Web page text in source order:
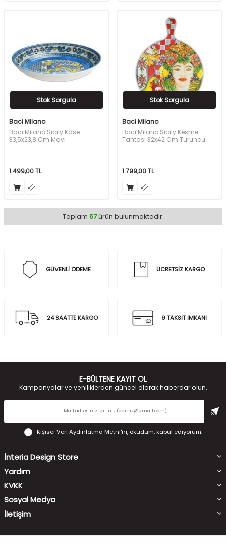
Stok Sorgula
Baci Milano
Baci Milano Sicily Kase
33,5x23,8 Cm Mavi
1.499,00TL
Stok Sorgula
Baci Milano
Baci Milano Sicily Kesme
Tahtası 32x42 Cm Turuncu
1.799,00TL
Toplam 67ürün bulunmaktadır.
GÜVENLİ ÖDEME ÜCRETSİZ KARGO
24 SAATTE KARGO 9 TAKSİT İMKANI
E-BÜLTENE KAYIT OL
Kampanyalar ve yeniliklerden güncel olarak haberdar olun.
Kişisel Veri Aydınlatma Metni'ni, okudum, kabul ediyorum.
İnteria Design Store
Yardım
KVKK
Sosyal Medya
İletişim